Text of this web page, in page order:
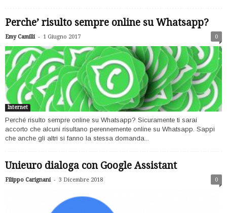
Perche’ risulto sempre online su Whatsapp?
Emy Camilli - 1 Giugno 2017 0
Internet
Perché risulto sempre online su Whatsapp? Sicuramente ti sarai
accorto che alcuni risultano perennemente online su Whatsapp. Sappi
che anche gli altri si fanno la stessa domanda...
Unieuro dialoga con Google Assistant
Filippo Carignani - 3 Dicembre 2018 0